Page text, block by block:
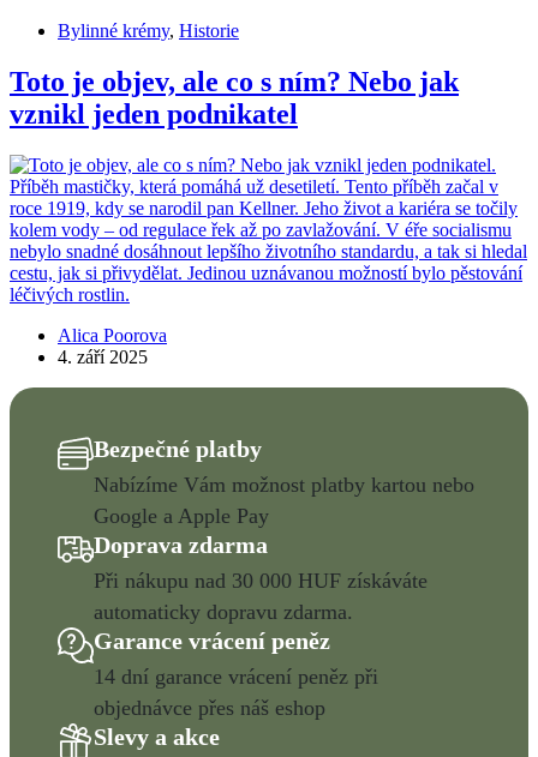
Bylinné krémy, Historie
Toto je objev, ale co s ním? Nebo jak
vznikl jeden podnikatel
Alica Poorova
4. září 2025
Bezpečné platby
Nabízíme Vám možnost platby kartou nebo
Google a Apple Pay
Doprava zdarma
Při nákupu nad 30 000 HUF získáváte
automaticky dopravu zdarma.
Garance vrácení peněz
14 dní garance vrácení peněz při
objednávce přes náš eshop
Slevy a akce